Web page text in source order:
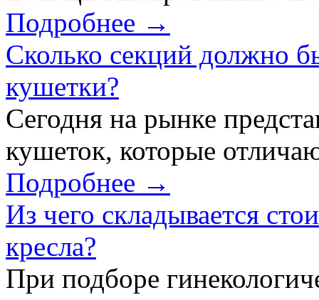
Подробнее →
Сколько секций должно
кушетки?
Сегодня на рынке
кушеток, которые
Подробнее →
Из чего складывается
кресла?
При подборе